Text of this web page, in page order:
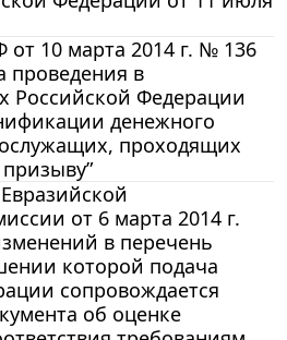
от 10 марта 2014 г. № 136
проведения в
Российской Федерации
денежного
проходящих
от 6 марта 2014 г.
в перечень
которой подача
сопровождается
об оценке